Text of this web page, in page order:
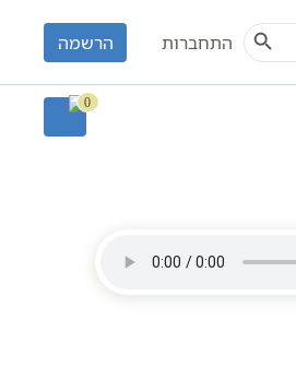
Search Button
התחברות הרשמה
0